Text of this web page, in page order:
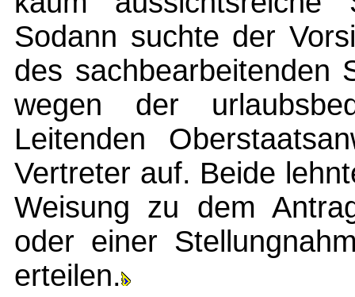
Sodann suchte der
des sachbearbeitenden
wegen der
Leitenden
Vertreter auf. Beide
Weisung zu dem
oder einer
erteilen.